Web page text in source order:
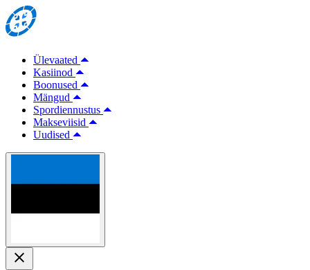
Ülevaated
Kasiinod
Boonused
Mängud
Spordiennustus
Makseviisid
Uudised